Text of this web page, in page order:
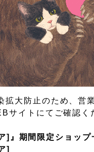
拡大防止のため、営
サイトにてご確認く
]』期間限定ショップ
]